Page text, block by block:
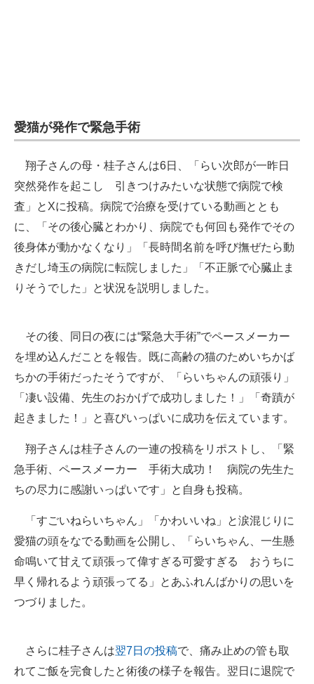
愛猫が発作で緊急手術
翔子さんの母・桂子さんは6日、「らい次郎が一昨日
突然発作を起こし 引きつけみたいな状態で病院で検
査」とXに投稿。病院で治療を受けている動画ととも
に、「その後心臓とわかり、病院でも何回も発作でその
後身体が動かなくなり」「長時間名前を呼び撫ぜたら動
きだし埼玉の病院に転院しました」「不正脈で心臓止ま
りそうでした」と状況を説明しました。
その後、同日の夜には“緊急大手術”でペースメーカー
を埋め込んだことを報告。既に高齢の猫のためいちかば
ちかの手術だったそうですが、「らいちゃんの頑張り」
「凄い設備、先生のおかげで成功しました！」「奇蹟が
起きました！」と喜びいっぱいに成功を伝えています。
翔子さんは桂子さんの一連の投稿をリポストし、「緊
急手術、ペースメーカー 手術大成功！ 病院の先生た
ちの尽力に感謝いっぱいです」と自身も投稿。
「すごいねらいちゃん」「かわいいね」と涙混じりに
愛猫の頭をなでる動画を公開し、「らいちゃん、一生懸
命鳴いて甘えて頑張って偉すぎる可愛すぎる おうちに
早く帰れるよう頑張ってる」とあふれんばかりの思いを
つづりました。
さらに桂子さんは翌7日の投稿で、痛み止めの管も取
れてご飯を完食したと術後の様子を報告。翌日に退院で